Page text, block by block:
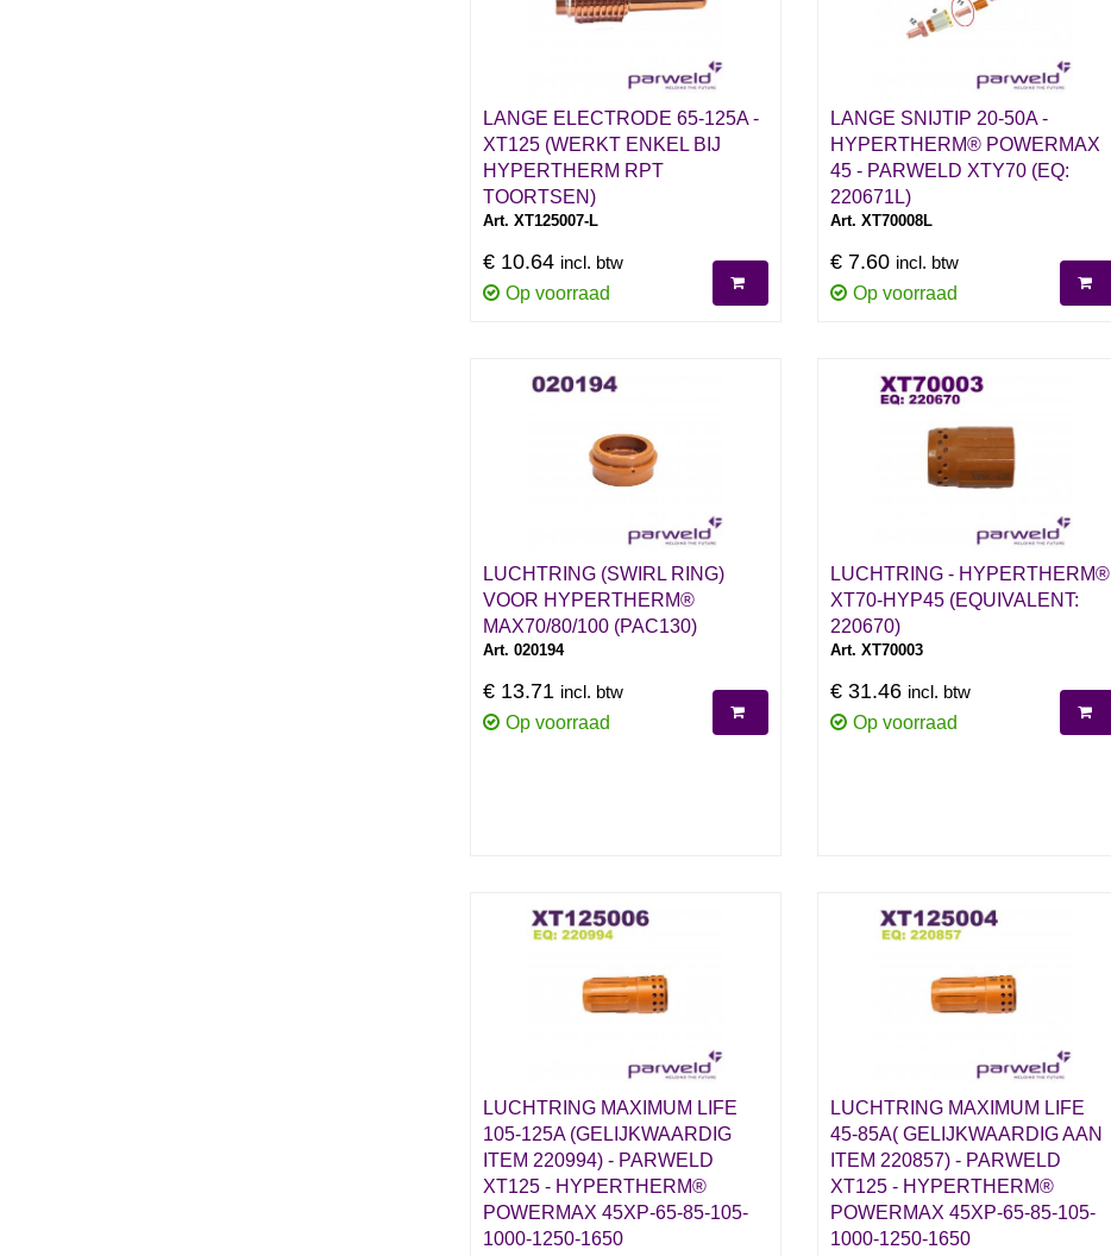
LANGE ELECTRODE 65-125A -
XT125 (WERKT ENKEL BIJ
HYPERTHERM RPT
TOORTSEN)
Art. XT125007-L
€ 10.64 incl. btw
Op voorraad
LANGE SNIJTIP 20-50A -
HYPERTHERM® POWERMAX
45 - PARWELD XTY70 (EQ:
220671L)
Art. XT70008L
€ 7.60 incl. btw
Op voorraad
LUCHTRING (SWIRL RING)
VOOR HYPERTHERM®
MAX70/80/100 (PAC130)
Art. 020194
€ 13.71 incl. btw
Op voorraad
LUCHTRING - HYPERTHERM®
XT70-HYP45 (EQUIVALENT:
220670)
Art. XT70003
€ 31.46 incl. btw
Op voorraad
LUCHTRING MAXIMUM LIFE
105-125A (GELIJKWAARDIG
ITEM 220994) - PARWELD
XT125 - HYPERTHERM®
POWERMAX 45XP-65-85-105-
1000-1250-1650
LUCHTRING MAXIMUM LIFE
45-85A( GELIJKWAARDIG AAN
ITEM 220857) - PARWELD
XT125 - HYPERTHERM®
POWERMAX 45XP-65-85-105-
1000-1250-1650